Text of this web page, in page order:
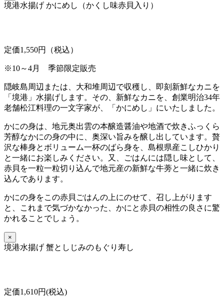
境港水揚げ かにめし（かくし味赤貝入り）
定価1,550円（税込）
※10～4月 季節限定販売
隠岐島周辺または、大和堆周辺で収穫し、即刻新鮮なカニを
「境港」水揚げします。その、新鮮なカニを、創業明治34年
老舗松江料理の一文字家が、「かにめし」にいたしました。
かにの身は、地元奥出雲の本醸造醤油や地酒で炊きふっくら
芳醇なかにの身の中に、奥深い旨みを醸し出しています。贅
沢な棒身とボリューム一杯のばら身を、島根県産こしひかり
と一緒にお楽しみください。又、ごはんには隠し味として、
赤貝を一粒一粒切り込んで地元産の新鮮な牛蒡と一緒に炊き
込んであります。
かにの身をこの赤貝ごはんの上にのせて、召し上がります
と、これまで気づかなかった、かにと赤貝の相性の良さに驚
かれることでしょう。
×
境港水揚げ 蟹としじみのもぐり寿し
定価1,610円(税込)